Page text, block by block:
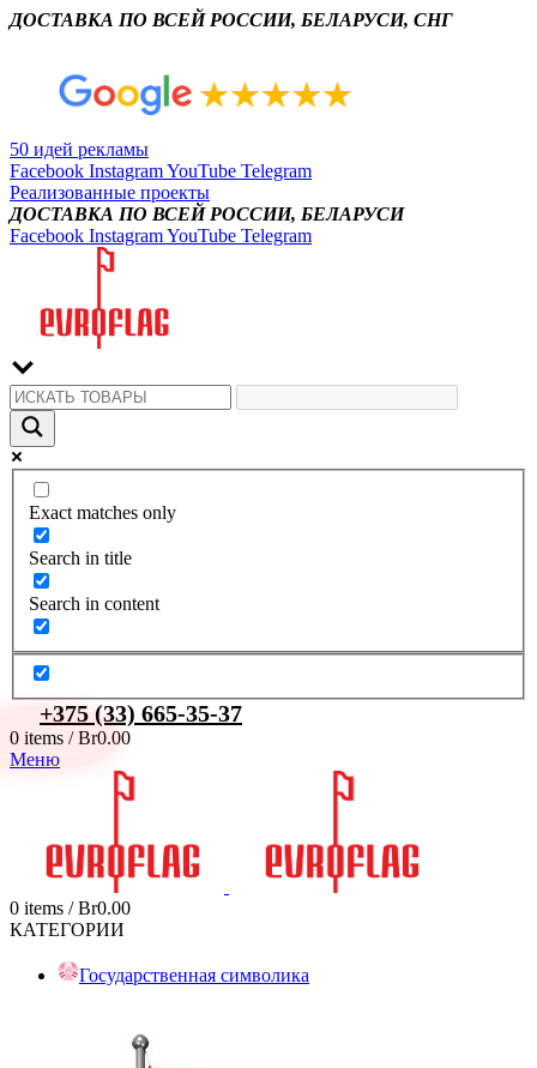
ДОСТАВКА ПО ВСЕЙ РОССИИ, БЕЛАРУСИ, СНГ
50 идей рекламы
Facebook InstagramYouTube Telegram
Реализованные проекты
ДОСТАВКА ПО ВСЕЙ РОССИИ, БЕЛАРУСИ
Facebook InstagramYouTube Telegram
Exact matches only
Search in title
Search in content
+375 (33) 665-35-37
0 items / Br0.00
Меню
0 items / Br0.00
КАТЕГОРИИ
Государственная символика